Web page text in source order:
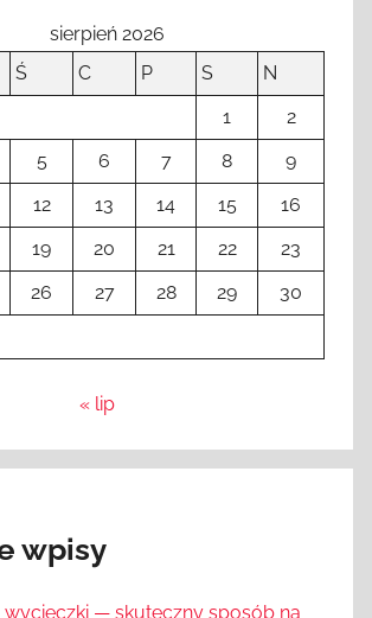
sierpień 2026
Ś C P S
N
1
2
5 6 7 8
9
12 13 14 15
16
19 20 21 22
23
26 27 28 29
30
« lip
wpisy
wycieczki — skuteczny sposób na